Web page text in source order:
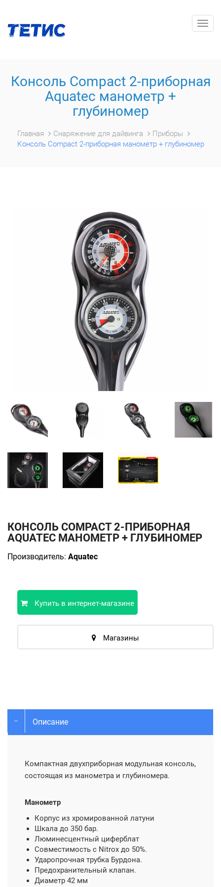
Консоль Compact 2-приборная
Aquatec манометр +
глубиномер
Главная Снаряжение для дайвинга
Приборы
Консоль Compact 2-приборная манометр + глубиномер
КОНСОЛЬ COMPACT 2-ПРИБОРНАЯ
AQUATEC МАНОМЕТР + ГЛУБИНОМЕР
Производитель: Aquatec
Купить в интернет-магазине
Магазины
Описание
Компактная двухприборная модульная консоль,
состоящая из манометра и глубиномера.
Манометр
Корпус из хромированной латуни
Шкала до 350 бар.
Люминесцентный циферблат
Совместимость с Nitrox до 50%.
Ударопрочная трубка Бурдона.
Предохранительный клапан.
Диаметр 42 мм